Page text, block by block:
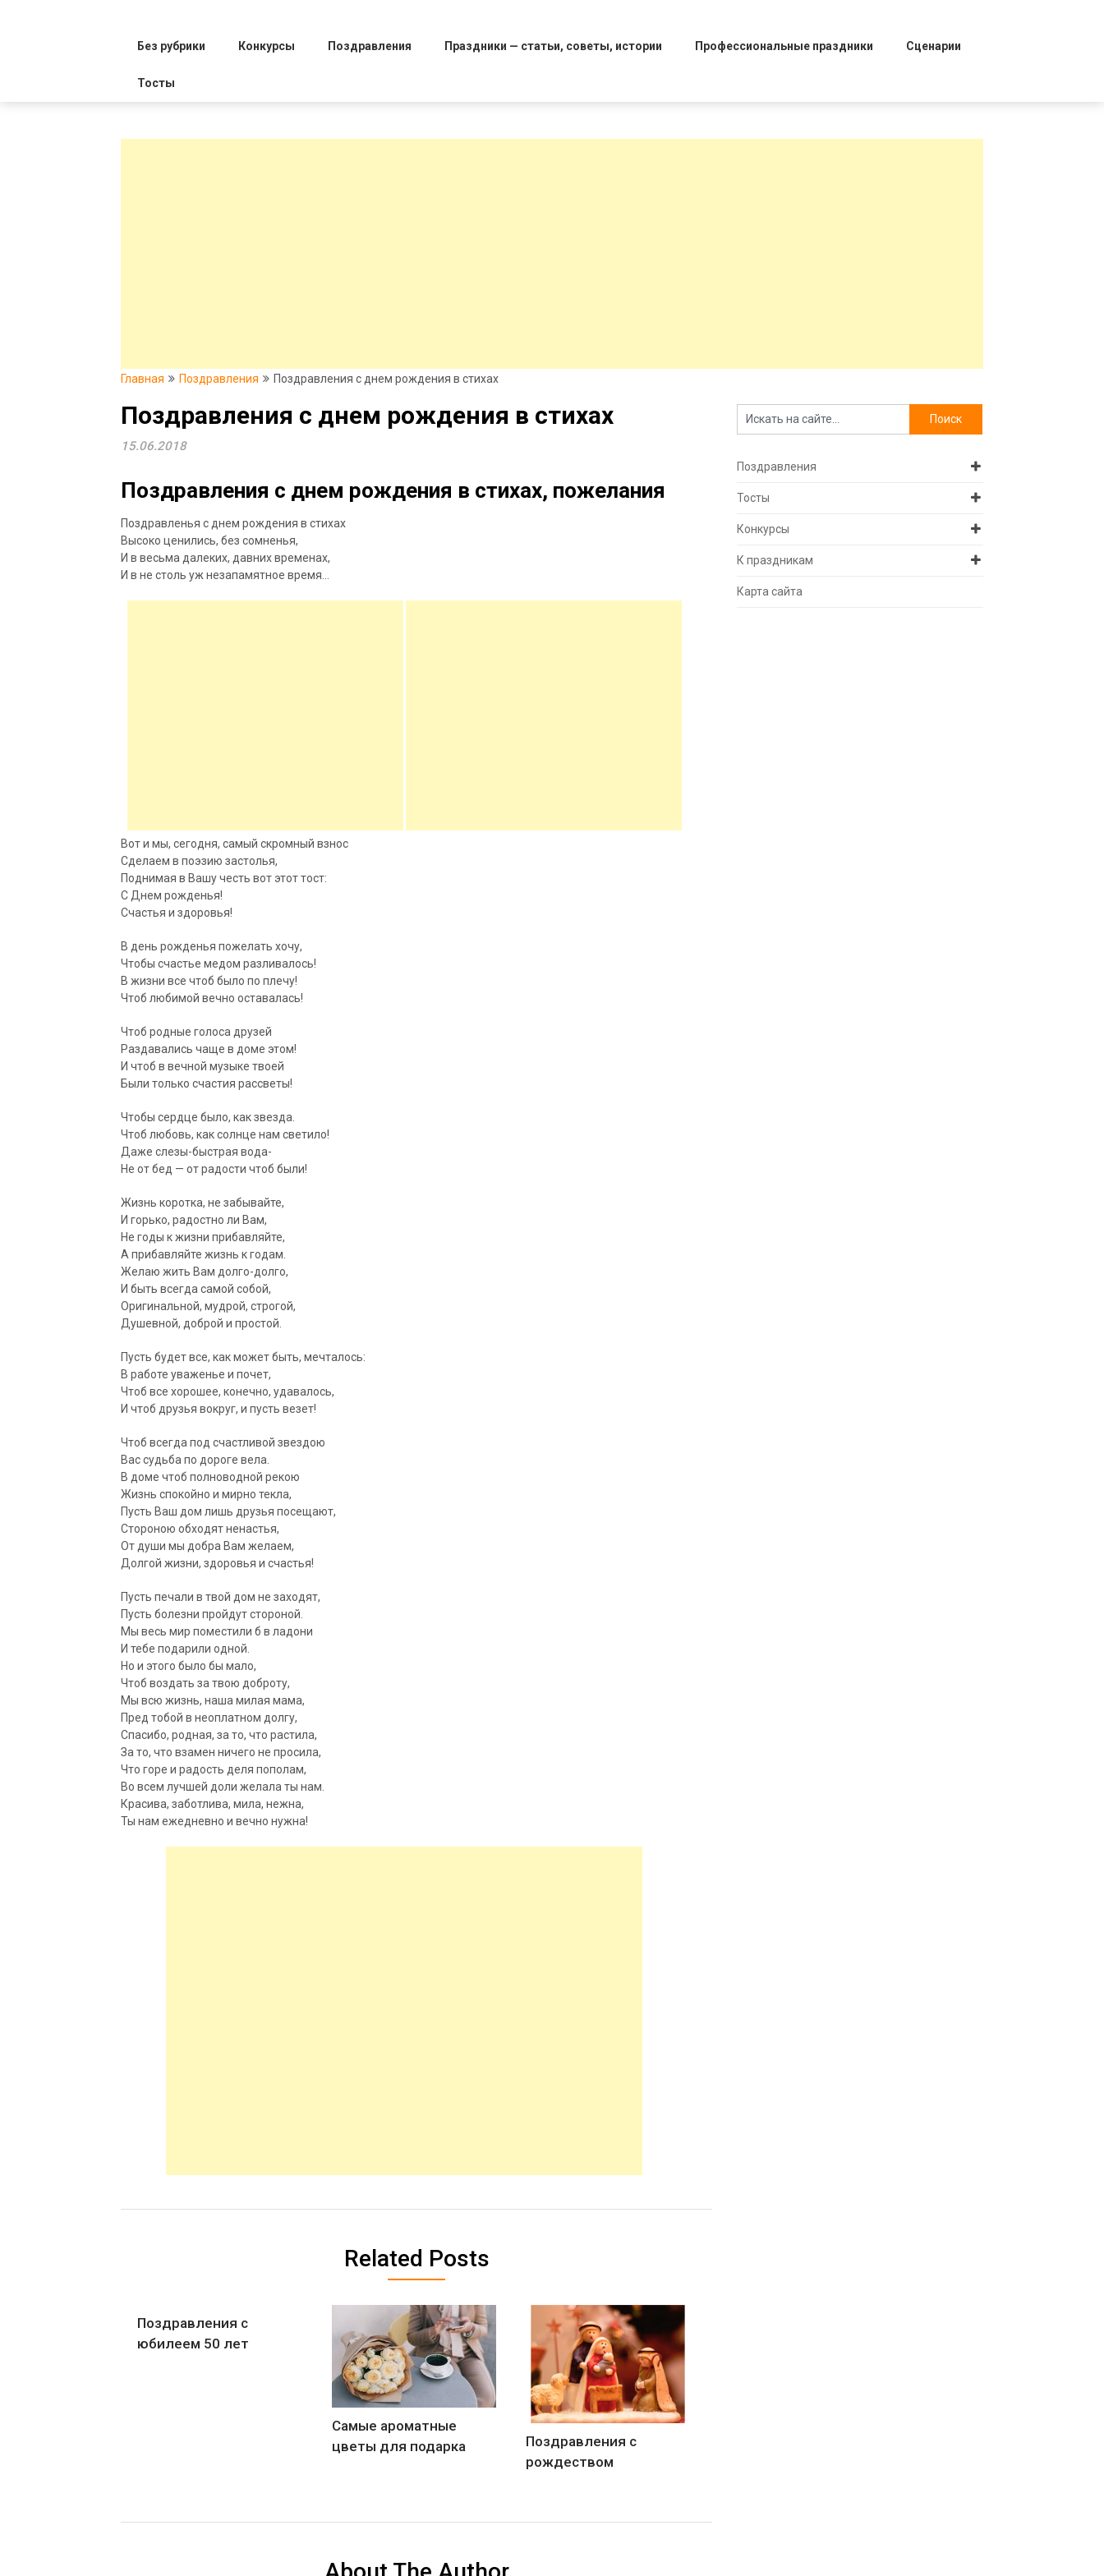
Без рубрики Конкурсы Поздравления Праздники — статьи, советы, истории Профессиональные праздники Сценарии
Тосты
Главная Поздравления Поздравления с днем рождения в стихах
Поздравления с днем рождения в стихах
15.06.2018
Поздравления с днем рождения в стихах, пожелания
Поздравленья с днем рождения в стихах
Высоко ценились, без сомненья,
И в весьма далеких, давних временах,
И в не столь уж незапамятное время…
Вот и мы, сегодня, самый скромный взнос
Сделаем в поэзию застолья,
Поднимая в Вашу честь вот этот тост:
С Днем рожденья!
Счастья и здоровья!
В день рожденья пожелать хочу,
Чтобы счастье медом разливалось!
В жизни все чтоб было по плечу!
Чтоб любимой вечно оставалась!
Чтоб родные голоса друзей
Раздавались чаще в доме этом!
И чтоб в вечной музыке твоей
Были только счастия рассветы!
Чтобы сердце было, как звезда.
Чтоб любовь, как солнце нам светило!
Даже слезы-быстрая вода-
Не от бед — от радости чтоб были!
Жизнь коротка, не забывайте,
И горько, радостно ли Вам,
Не годы к жизни прибавляйте,
А прибавляйте жизнь к годам.
Желаю жить Вам долго-долго,
И быть всегда самой собой,
Оригинальной, мудрой, строгой,
Душевной, доброй и простой.
Пусть будет все, как может быть, мечталось:
В работе уваженье и почет,
Чтоб все хорошее, конечно, удавалось,
И чтоб друзья вокруг, и пусть везет!
Чтоб всегда под счастливой звездою
Вас судьба по дороге вела.
В доме чтоб полноводной рекою
Жизнь спокойно и мирно текла,
Пусть Ваш дом лишь друзья посещают,
Стороною обходят ненастья,
От души мы добра Вам желаем,
Долгой жизни, здоровья и счастья!
Пусть печали в твой дом не заходят,
Пусть болезни пройдут стороной.
Мы весь мир поместили б в ладони
И тебе подарили одной.
Но и этого было бы мало,
Чтоб воздать за твою доброту,
Мы всю жизнь, наша милая мама,
Пред тобой в неоплатном долгу,
Спасибо, родная, за то, что растила,
За то, что взамен ничего не просила,
Что горе и радость деля пополам,
Во всем лучшей доли желала ты нам.
Красива, заботлива, мила, нежна,
Ты нам ежедневно и вечно нужна!
Related Posts
Поздравления с
юбилеем 50 лет
Самые ароматные
цветы для подарка
Поздравления с
рождеством
Поздравления
Тосты
Конкурсы
К праздникам
Карта сайта